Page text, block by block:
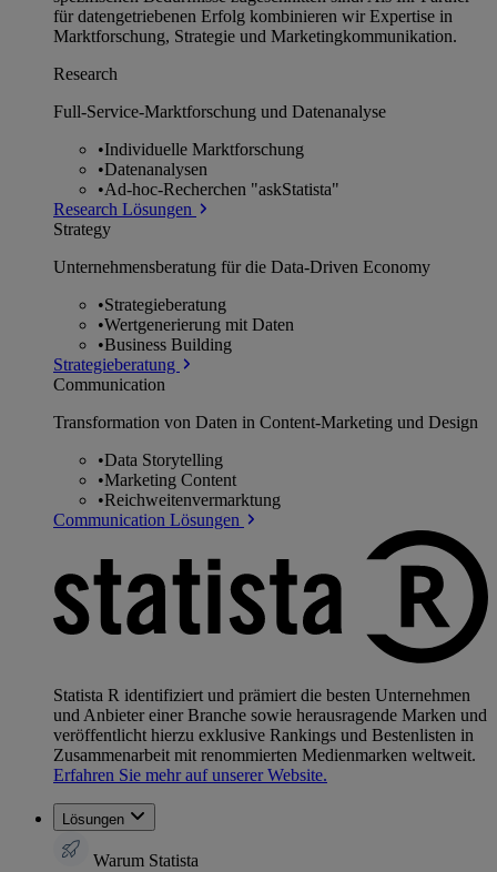
für datengetriebenen Erfolg kombinieren wir Expertise in
Marktforschung, Strategie und Marketingkommunikation.
Research
Full-Service-Marktforschung und Datenanalyse
•Individuelle Marktforschung
•Datenanalysen
•Ad-hoc-Recherchen "askStatista"
Research Lösungen
Strategy
Unternehmens­beratung für die Data-Driven Economy
•Strategieberatung
•Wertgenerierung mit Daten
•Business Building
Strategieberatung
Communication
Transformation von Daten in Content-Marketing und Design
•Data Storytelling
•Marketing Content
•Reichweitenvermarktung
Communication Lösungen
Statista R identifiziert und prämiert die besten Unternehmen
und Anbieter einer Branche sowie herausragende Marken und
veröffentlicht hierzu exklusive Rankings und Bestenlisten in
Zusammenarbeit mit renommierten Medienmarken weltweit.
Erfahren Sie mehr auf unserer Website.
Lösungen
Warum Statista